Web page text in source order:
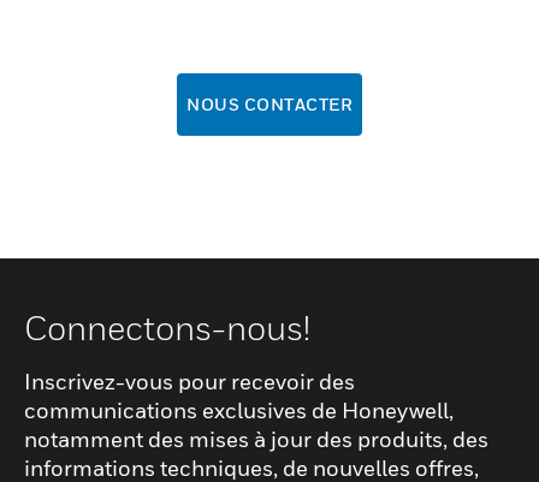
NOUS CONTACTER
Connectons-nous!
Inscrivez-vous pour recevoir des
communications exclusives de Honeywell,
notamment des mises à jour des produits, des
informations techniques, de nouvelles offres,